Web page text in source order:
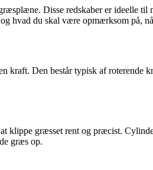
Disse redskaber er ideelle
hvad du skal være opmærksom på,
Den består typisk af roterende
græsset rent og præcist.
græs op.